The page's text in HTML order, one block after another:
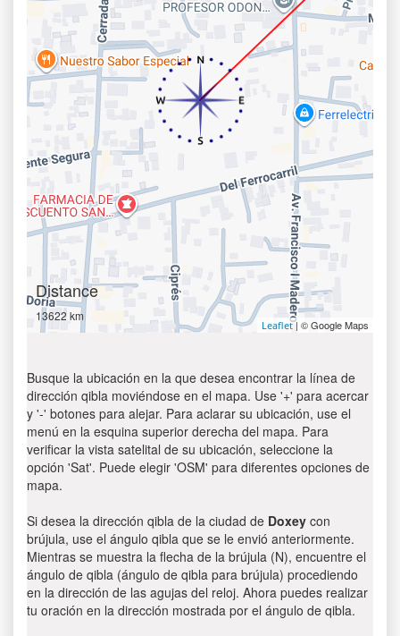
Distance
13622 km
Leaflet| © Google Maps
Busque la ubicación en la que desea encontrar la línea de
dirección qibla moviéndose en el mapa. Use '+' para acercar
y '-' botones para alejar. Para aclarar su ubicación, use el
menú en la esquina superior derecha del mapa. Para
verificar la vista satelital de su ubicación, seleccione la
opción 'Sat'. Puede elegir 'OSM' para diferentes opciones de
mapa.
Si desea la dirección qibla de la ciudad de Doxey con
brújula, use el ángulo qibla que se le envió anteriormente.
Mientras se muestra la flecha de la brújula (N), encuentre el
ángulo de qibla (ángulo de qibla para brújula) procediendo
en la dirección de las agujas del reloj. Ahora puedes realizar
tu oración en la dirección mostrada por el ángulo de qibla.